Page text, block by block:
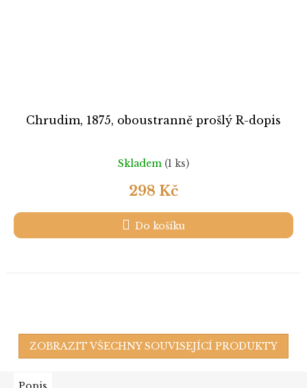
Chrudim, 1875, oboustranně prošlý R-dopis
Skladem (1 ks)
298 Kč
Do košíku
ZOBRAZIT VŠECHNY SOUVISEJÍCÍ PRODUKTY